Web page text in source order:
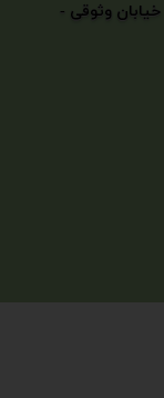
خیابان وثوقی -